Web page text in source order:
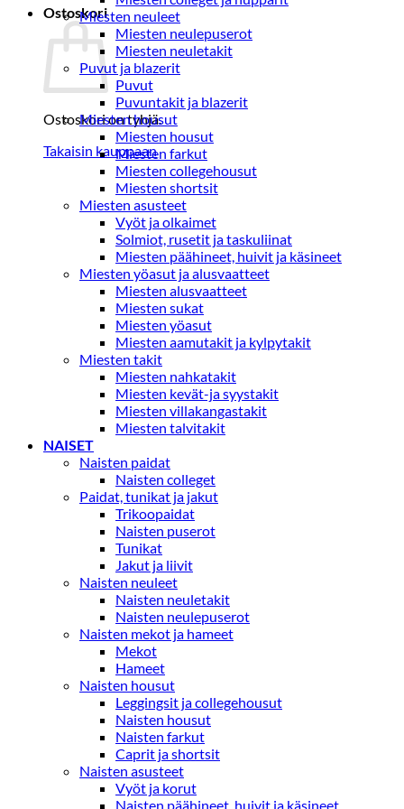
Ostoskori
Ostoskori on tyhjä.
Takaisin kauppaan
Miesten neuleet
Miesten neulepuserot
Miesten neuletakit
Puvut ja blazerit
Puvut
Puvuntakit ja blazerit
Miesten housut
Miesten housut
Miesten farkut
Miesten collegehousut
Miesten shortsit
Miesten asusteet
Vyöt ja olkaimet
Solmiot, rusetit ja taskuliinat
Miesten päähineet, huivit ja käsineet
Miesten yöasut ja alusvaatteet
Miesten alusvaatteet
Miesten sukat
Miesten yöasut
Miesten aamutakit ja kylpytakit
Miesten takit
Miesten nahkatakit
Miesten kevät-ja syystakit
Miesten villakangastakit
Miesten talvitakit
NAISET
Naisten paidat
Naisten colleget
Paidat, tunikat ja jakut
Trikoopaidat
Naisten puserot
Tunikat
Jakut ja liivit
Naisten neuleet
Naisten neuletakit
Naisten neulepuserot
Naisten mekot ja hameet
Mekot
Hameet
Naisten housut
Leggingsit ja collegehousut
Naisten housut
Naisten farkut
Caprit ja shortsit
Naisten asusteet
Vyöt ja korut
Naisten päähineet, huivit ja käsineet